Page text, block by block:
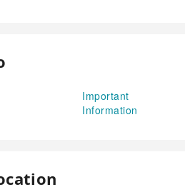
Important
Information